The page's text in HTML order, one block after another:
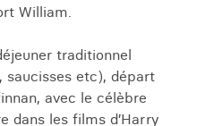
William.
traditionnel
etc), départ
avec le célèbre
dans les films d’Harry